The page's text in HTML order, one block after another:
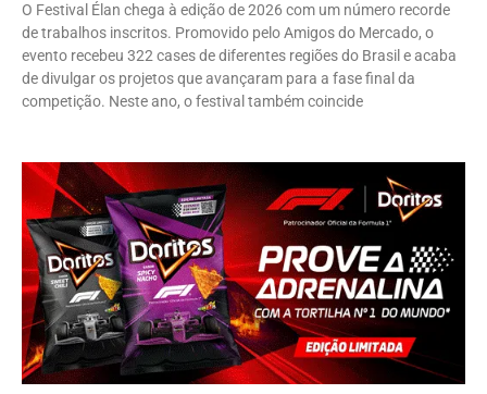
O Festival Élan chega à edição de 2026 com um número recorde
de trabalhos inscritos. Promovido pelo Amigos do Mercado, o
evento recebeu 322 cases de diferentes regiões do Brasil e acaba
de divulgar os projetos que avançaram para a fase final da
competição. Neste ano, o festival também coincide